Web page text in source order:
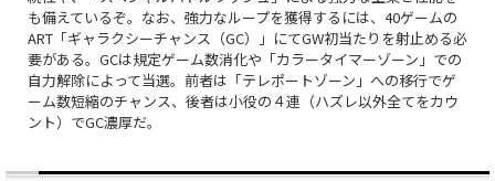
も備えているぞ。なお、強力なループを獲得するには、40ゲームの
ART「ギャラクシーチャンス（GC）」にてGW初当たりを射止める必
要がある。GCは規定ゲーム数消化や「カラータイマーゾーン」での
自力解除によって当選。前者は「テレポートゾーン」への移行でゲ
ーム数短縮のチャンス、後者は小役の４連（ハズレ以外全てをカウ
ント）でGC濃厚だ。